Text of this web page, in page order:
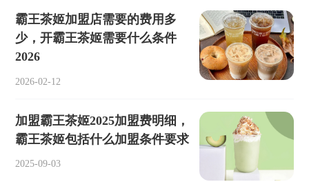
霸王茶姬加盟店需要的费用多
少，开霸王茶姬需要什么条件
2026
2026-02-12
加盟霸王茶姬2025加盟费明细，
霸王茶姬包括什么加盟条件要求
2025-09-03